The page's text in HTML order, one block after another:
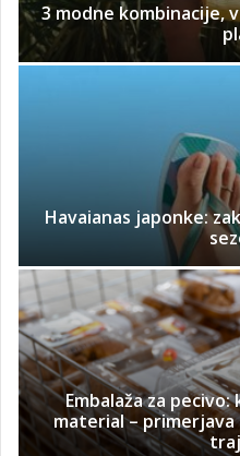
3 modne kombinacije,
Havaianas japonke:
Embalaža za
material – primerjava